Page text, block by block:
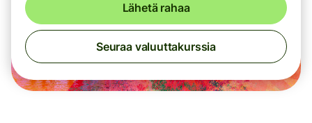
Lähetä rahaa
Seuraa valuuttakurssia